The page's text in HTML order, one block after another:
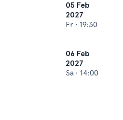
05 Feb
2027
Fr • 19:30
06 Feb
2027
Sa • 14:00